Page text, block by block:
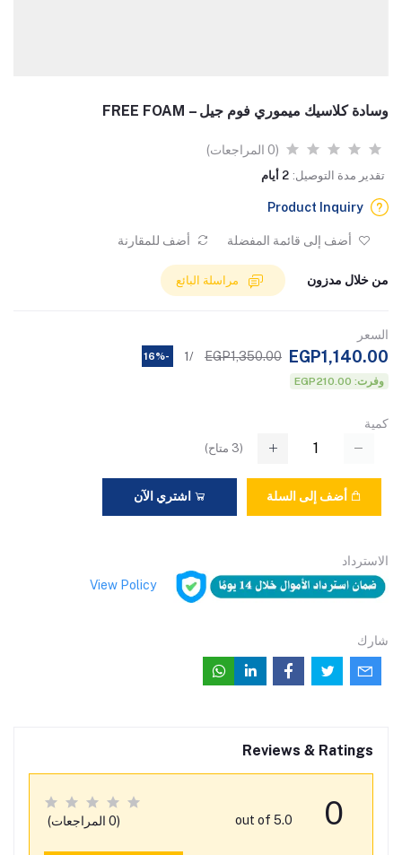
وسادة كلاسيك ميموري فوم جيل – FREE FOAM
(0 المراجعات)
تقدير مدة التوصيل: 2 أيام
Product Inquiry
أضف إلى قائمة المفضلة أضف للمقارنة
من خلال مدزون
السعر
EGP1,140.00
EGP1,350.00
/1
-16%
وفرت: EGP210.00
كمية
(
3 متاح)
أضف إلى السلة اشتري الآن
الاسترداد
View Policy
شارك
Reviews & Ratings
0
out of 5.0 (0 المراجعات)